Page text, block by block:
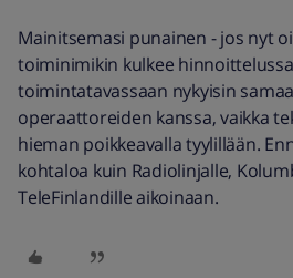
Mainitsemasi punainen - jos nyt
toiminimikin kulkee
toimintatavassaan nykyisin
operaattoreiden kanssa, vaikka
hieman poikkeavalla tyylillään.
kohtaloa kuin Radiolinjalle,
TeleFinlandille aikoinaan.